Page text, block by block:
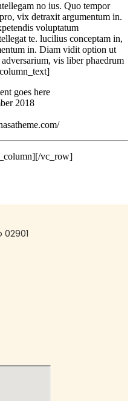
no ius. Quo tempor
vix detraxit argumentum in.
voluptatum
te. lucilius conceptam in,
in. Diam vidit option ut
vis liber phaedrum
goes here
2018
vc_row]